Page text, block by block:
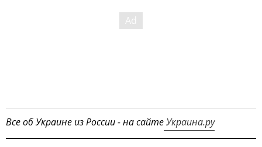
Все об Украине из России - на сайтеУкраина.ру